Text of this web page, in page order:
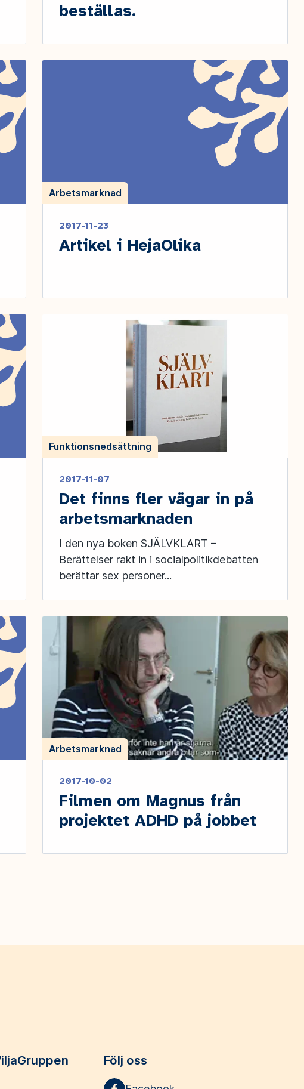
beställas.
Arbetsmarknad
2017-11-23
Artikel i HejaOlika
Funktionsnedsättning
2017-11-07
Det finns fler vägar in på
arbetsmarknaden
I den nya boken SJÄLVKLART –
Berättelser rakt in i socialpolitikdebatten
berättar sex personer...
Arbetsmarknad
2017-10-02
Filmen om Magnus från
projektet ADHD på jobbet
Följ oss